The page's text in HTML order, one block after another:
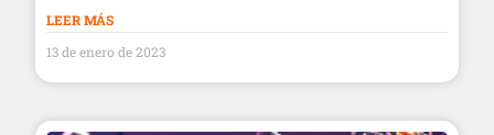
LEER MÁS
13 de enero de 2023